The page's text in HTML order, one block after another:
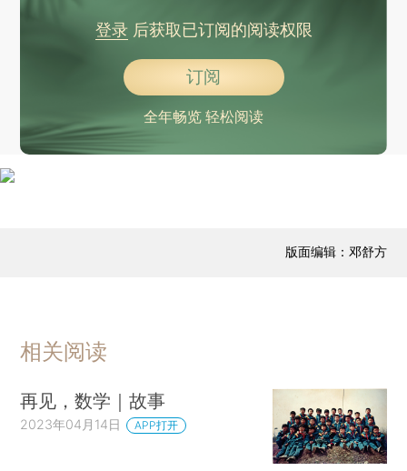
登录后获取已订阅的阅读权限
订阅
全年畅览 轻松阅读
版面编辑：邓舒方
相关阅读
再见，数学｜故事
2023年04月14日 APP打开